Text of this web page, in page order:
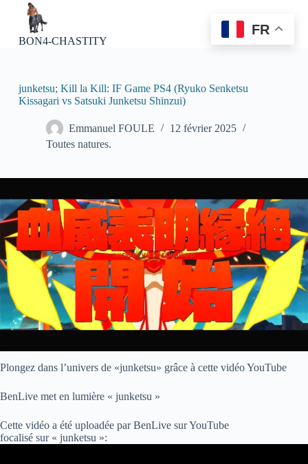
u
BON4-CHASTITY
junketsu; Kill la Kill: IF Game PS4 (Ryuko Senketsu
Kissagari vs Satsuki Junketsu Shinzui)
Emmanuel FOULE
12 février 2025
Toutes natures.
Plongez dans l’univers de «junketsu» grâce à cette vidéo YouTube
BenLive met en lumière « junketsu »
Cette vidéo a été uploadée par BenLive sur YouTube
focalisé sur « junketsu »:
FR